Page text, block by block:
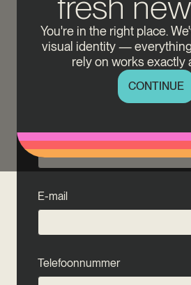
You're in the right place.
visual identity —
rely on works exactly
CONTINUE
Contactformulier
Technical
Volledige naam
Bedrijfs-/locatienummer
E-mail
Telefoonnummer